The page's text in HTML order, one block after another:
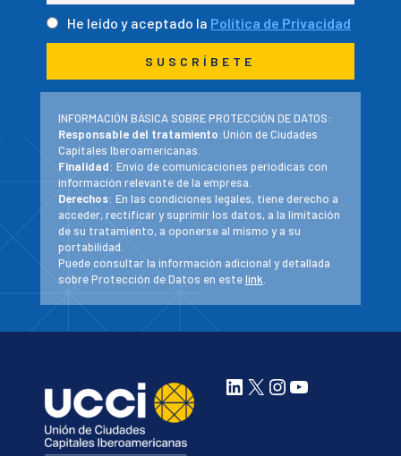
He leído y aceptado la Política de Privacidad
INFORMACIÓN BÁSICA SOBRE PROTECCIÓN DE DATOS:
Responsable del tratamiento:Unión de Ciudades
Capitales Iberoamericanas.
Finalidad: Envío de comunicaciones periodicas con
información relevante de la empresa.
Derechos: En las condiciones legales, tiene derecho a
acceder, rectificar y suprimir los datos, a la limitación
de su tratamiento, a oponerse al mismo y a su
portabilidad.
Puede consultar la información adicional y detallada
sobre Protección de Datos en estelink
LinkedIn
X Instagram
YouTube